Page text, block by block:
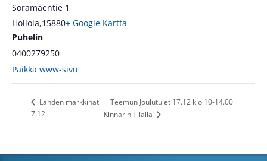
Soramäentie 1
Hollola,15880+ Google Kartta
Puhelin
0400279250
Paikka www-sivu
Lahden markkinat
7.12
Teemun Joulutulet 17.12 klo 10-14.00
Kinnarin Tilalla